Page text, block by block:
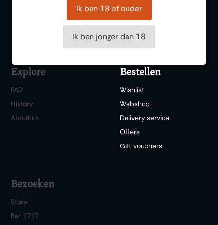
Wine tasting
Dinner/Lunch
Explore
FAQ
History
About us
Bestellen
Wishlist
Webshop
Delivery service
Offers
Gift vouchers
Bezoeken
Store
Bar 1717
Ik ben 18 of ouder
Ik ben jonger dan 18